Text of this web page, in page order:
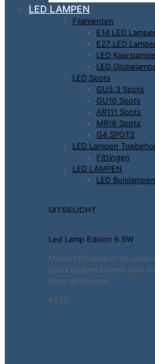
LED LAMPEN
Filamenten
E14 LED
E27 LED
LED
LED
LED Spots
GU5.3 Spots
GU10 Spots
AR111 Spots
MR16 Spots
G4 SPOTS
LED Lampen
Fittingen
LED LAMPEN
LED Buislampen
UITGELICHT
Led Lamp Edison 6.5W
Mooie LED lamp in de vorm
soort lampen komen echt
open armaturen.
€7.25